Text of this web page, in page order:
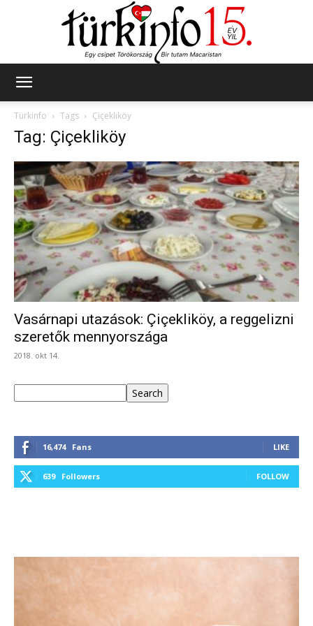
Türkinfo
Tags Çiçekliköy
Tag: Çiçekliköy
Vasárnapi utazások: Çiçekliköy, a reggelizni
szeretők mennyországa
2018. okt 14.
Search
16,474 Fans LIKE
639 Followers FOLLOW